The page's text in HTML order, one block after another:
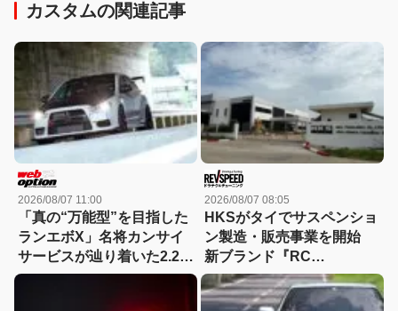
カスタムの関連記事
2026/08/07 11:00
「真の“万能型”を目指した
ランエボX」名将カンサイ
サービスが辿り着いた2.2L
仕様を紐解く
2026/08/07 08:05
HKSがタイでサスペンショ
ン製造・販売事業を開始
新ブランド『RC
Generation』も発売予定